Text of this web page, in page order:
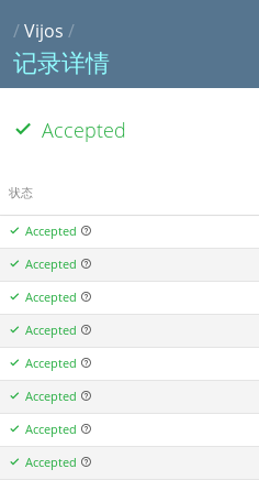
/Vijos /
记录详情
Accepted
状态
Accepted
Accepted
Accepted
Accepted
Accepted
Accepted
Accepted
Accepted